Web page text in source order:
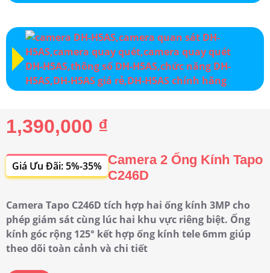
1,390,000 ₫
Giá Ưu Đãi: 5%-35% Camera 2 Ống Kính Tapo
C246D
Camera Tapo C246D tích hợp hai ống kính 3MP cho
phép giám sát cùng lúc hai khu vực riêng biệt. Ống
kính góc rộng 125° kết hợp ống kính tele 6mm giúp
theo dõi toàn cảnh và chi tiết